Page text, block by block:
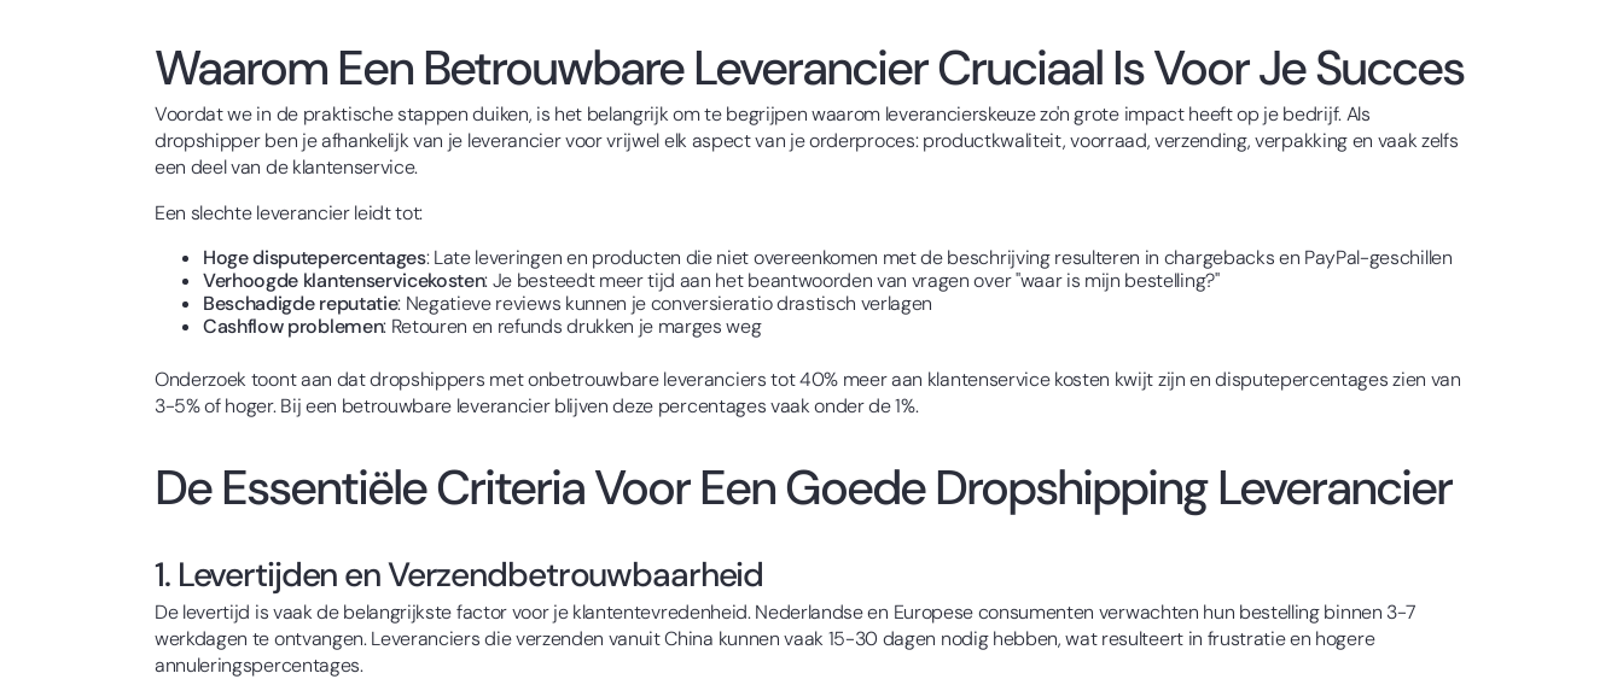
Waarom Een Betrouwbare Leverancier Cruciaal Is Voor Je Succes
Voordat we in de praktische stappen duiken, is het belangrijk om te begrijpen waarom leverancierskeuze zo'n grote impact heeft op je bedrijf. Als
dropshipper ben je afhankelijk van je leverancier voor vrijwel elk aspect van je orderproces: productkwaliteit, voorraad, verzending, verpakking en vaak zelfs
een deel van de klantenservice.
Een slechte leverancier leidt tot:
Hoge disputepercentages: Late leveringen en producten die niet overeenkomen met de beschrijving resulteren in chargebacks en PayPal-geschillen
Verhoogde klantenservicekosten: Je besteedt meer tijd aan het beantwoorden van vragen over "waar is mijn bestelling?"
Beschadigde reputatie: Negatieve reviews kunnen je conversieratio drastisch verlagen
Cashflow problemen: Retouren en refunds drukken je marges weg
Onderzoek toont aan dat dropshippers met onbetrouwbare leveranciers tot 40% meer aan klantenservice kosten kwijt zijn en disputepercentages zien van
3-5% of hoger. Bij een betrouwbare leverancier blijven deze percentages vaak onder de 1%.
De Essentiële Criteria Voor Een Goede Dropshipping Leverancier
1. Levertijden en Verzendbetrouwbaarheid
De levertijd is vaak de belangrijkste factor voor je klantentevredenheid. Nederlandse en Europese consumenten verwachten hun bestelling binnen 3-7
werkdagen te ontvangen. Leveranciers die verzenden vanuit China kunnen vaak 15-30 dagen nodig hebben, wat resulteert in frustratie en hogere
annuleringspercentages.